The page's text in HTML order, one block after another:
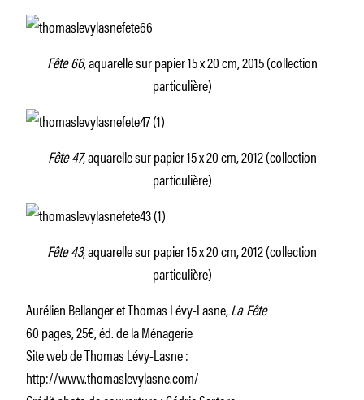
Fête 66, aquarelle sur papier 15 x 20 cm, 2015 (collection
particulière)
Fête 47, aquarelle sur papier 15 x 20 cm, 2012 (collection
particulière)
Fête 43, aquarelle sur papier 15 x 20 cm, 2012 (collection
particulière)
Aurélien Bellanger et Thomas Lévy-Lasne,La Fête
60 pages, 25€, éd. de la Ménagerie
Site web de Thomas Lévy-Lasne :
http://www.thomaslevylasne.com/